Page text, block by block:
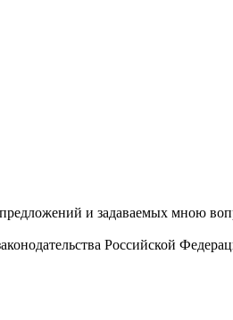
и задаваемых мною
Российской